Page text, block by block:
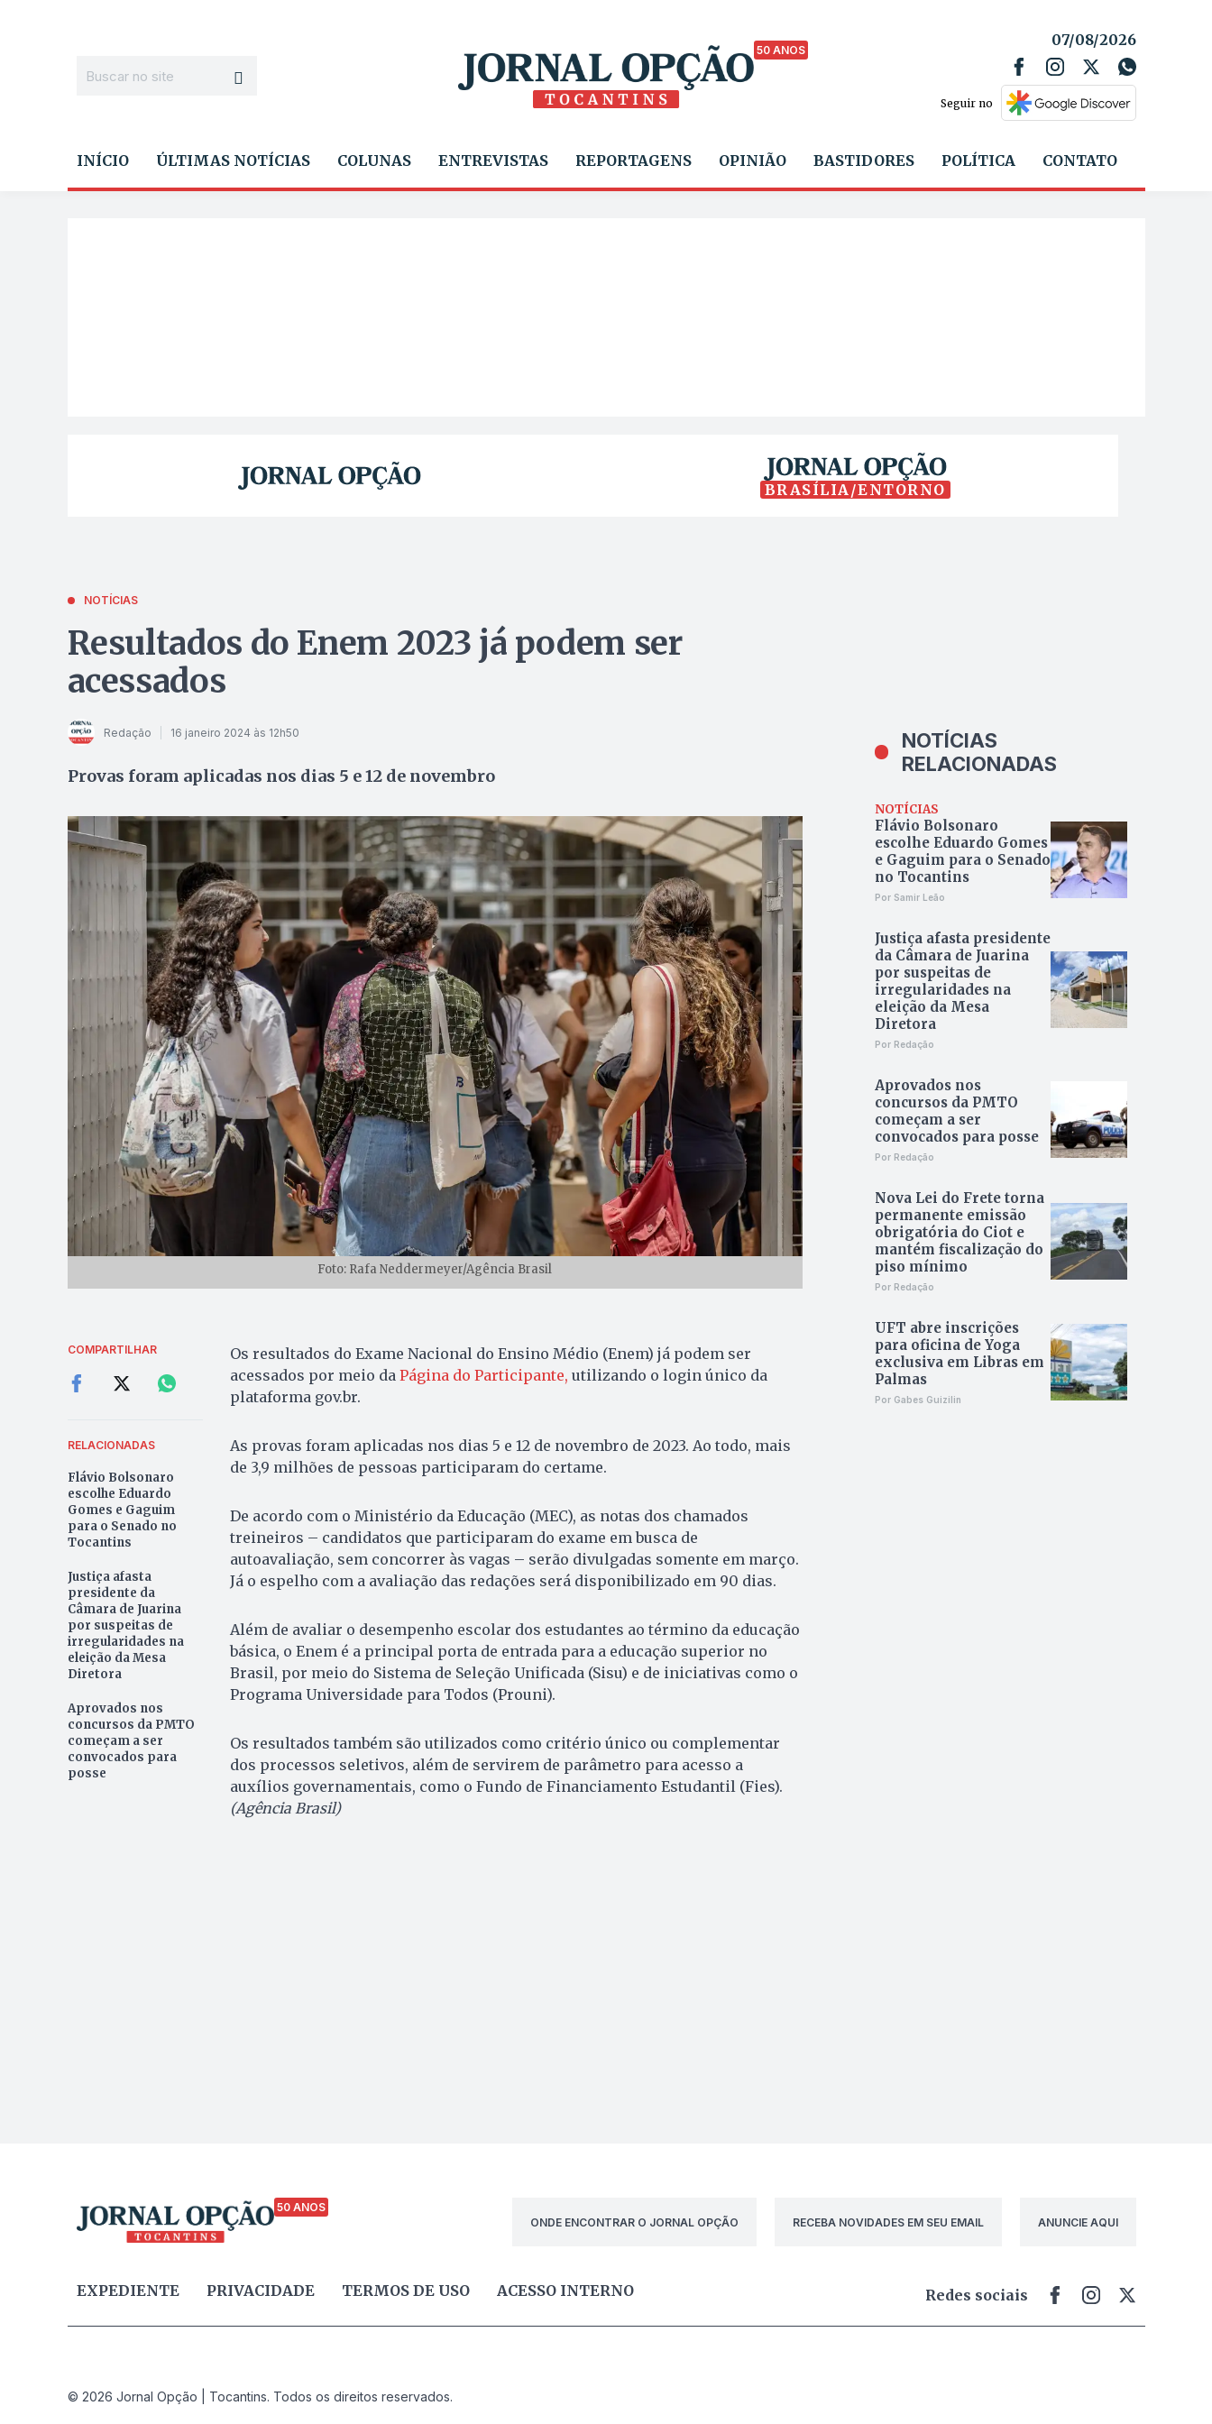
50 ANOS
07/08/2026
Seguir no
INÍCIO ÚLTIMAS NOTÍCIAS COLUNAS ENTREVISTAS REPORTAGENS OPINIÃO BASTIDORES POLÍTICA CONTATO
BRASÍLIA/ENTORNO
NOTÍCIAS
Resultados do Enem 2023 já podem ser
acessados
Redação 16 janeiro 2024 às 12h50
Provas foram aplicadas nos dias 5 e 12 de novembro
Foto: Rafa Neddermeyer/Agência Brasil
COMPARTILHAR
RELACIONADAS
Flávio Bolsonaro
escolhe Eduardo
Gomes e Gaguim
para o Senado no
Tocantins
Justiça afasta
presidente da
Câmara de Juarina
por suspeitas de
irregularidades na
eleição da Mesa
Diretora
Aprovados nos
concursos da PMTO
começam a ser
convocados para
posse
Os resultados do Exame Nacional do Ensino Médio (Enem) já podem ser
acessados por meio da Página do Participante, utilizando o login único da
plataforma gov.br.
As provas foram aplicadas nos dias 5 e 12 de novembro de 2023. Ao todo, mais
de 3,9 milhões de pessoas participaram do certame.
De acordo com o Ministério da Educação (MEC), as notas dos chamados
treineiros – candidatos que participaram do exame em busca de
autoavaliação, sem concorrer às vagas – serão divulgadas somente em março.
Já o espelho com a avaliação das redações será disponibilizado em 90 dias.
Além de avaliar o desempenho escolar dos estudantes ao término da educação
básica, o Enem é a principal porta de entrada para a educação superior no
Brasil, por meio do Sistema de Seleção Unificada (Sisu) e de iniciativas como o
Programa Universidade para Todos (Prouni).
Os resultados também são utilizados como critério único ou complementar
dos processos seletivos, além de servirem de parâmetro para acesso a
auxílios governamentais, como o Fundo de Financiamento Estudantil (Fies).
(Agência Brasil)
NOTÍCIAS
RELACIONADAS
NOTÍCIAS
Flávio Bolsonaro
escolhe Eduardo Gomes
e Gaguim para o Senado
no Tocantins
Por Samir Leão
Justiça afasta presidente
da Câmara de Juarina
por suspeitas de
irregularidades na
eleição da Mesa
Diretora
Por Redação
Aprovados nos
concursos da PMTO
começam a ser
convocados para posse
Por Redação
Nova Lei do Frete torna
permanente emissão
obrigatória do Ciot e
mantém fiscalização do
piso mínimo
Por Redação
UFT abre inscrições
para oficina de Yoga
exclusiva em Libras em
Palmas
Por Gabes Guizilin
50 ANOS
ONDE ENCONTRAR O JORNAL OPÇÃO
RECEBA NOVIDADES EM SEU EMAIL ANUNCIE AQUI
EXPEDIENTE PRIVACIDADE TERMOS DE USO ACESSO INTERNO Redes sociais
© 2026 Jornal Opção | Tocantins. Todos os direitos reservados.